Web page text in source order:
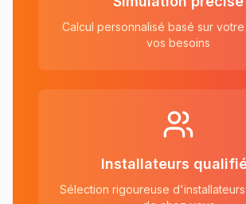
Calcul personnalisé basé sur
vos besoins
Installateurs
Sélection rigoureuse d'installateurs